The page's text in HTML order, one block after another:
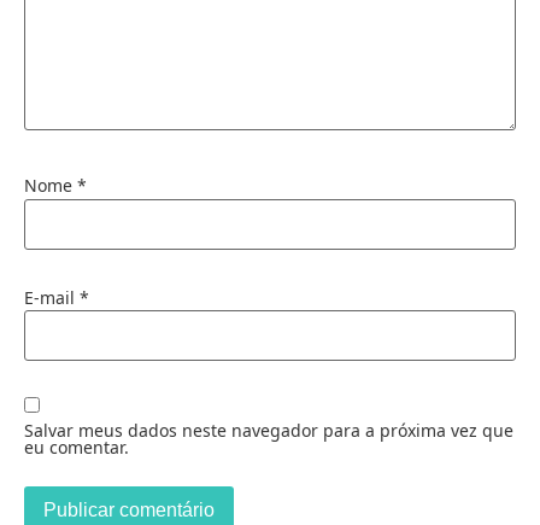
Nome *
E-mail *
Salvar meus dados neste navegador para a próxima vez que
eu comentar.